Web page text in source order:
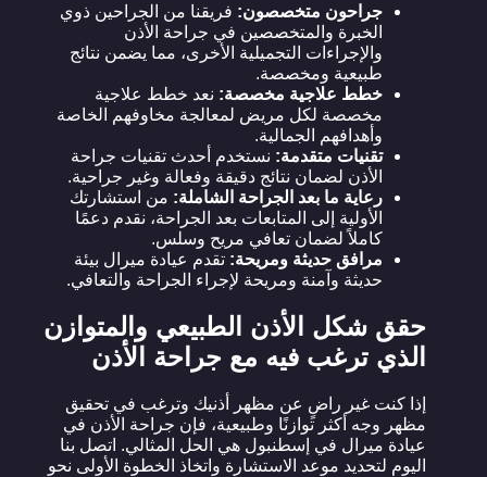
جراحون متخصصون: فريقنا من الجراحين ذوي
الخبرة والمتخصصين في جراحة الأذن
والإجراءات التجميلية الأخرى، مما يضمن نتائج
طبيعية ومخصصة.
خطط علاجية مخصصة: نعد خطط علاجية
مخصصة لكل مريض لمعالجة مخاوفهم الخاصة
وأهدافهم الجمالية.
تقنيات متقدمة: نستخدم أحدث تقنيات جراحة
الأذن لضمان نتائج دقيقة وفعالة وغير جراحية.
رعاية ما بعد الجراحة الشاملة: من استشارتك
الأولية إلى المتابعات بعد الجراحة، نقدم دعمًا
كاملاً لضمان تعافي مريح وسلس.
مرافق حديثة ومريحة: تقدم عيادة ميرال بيئة
حديثة وآمنة ومريحة لإجراء الجراحة والتعافي.
حقق شكل الأذن الطبيعي والمتوازن
الذي ترغب فيه مع جراحة الأذن
إذا كنت غير راضٍ عن مظهر أذنيك وترغب في تحقيق
مظهر وجه أكثر توازنًا وطبيعية، فإن جراحة الأذن في
عيادة ميرال في إسطنبول هي الحل المثالي. اتصل بنا
اليوم لتحديد موعد الاستشارة واتخاذ الخطوة الأولى نحو